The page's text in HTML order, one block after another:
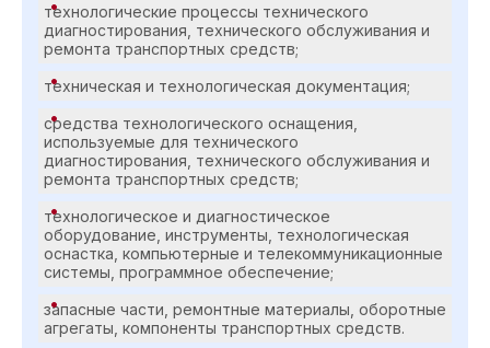
технологические процессы технического
диагностирования, технического обслуживания и
ремонта транспортных средств;
техническая и технологическая документация;
средства технологического оснащения,
используемые для технического
диагностирования, технического обслуживания и
ремонта транспортных средств;
технологическое и диагностическое
оборудование, инструменты, технологическая
оснастка, компьютерные и телекоммуникационные
системы, программное обеспечение;
запасные части, ремонтные материалы, оборотные
агрегаты, компоненты транспортных средств.